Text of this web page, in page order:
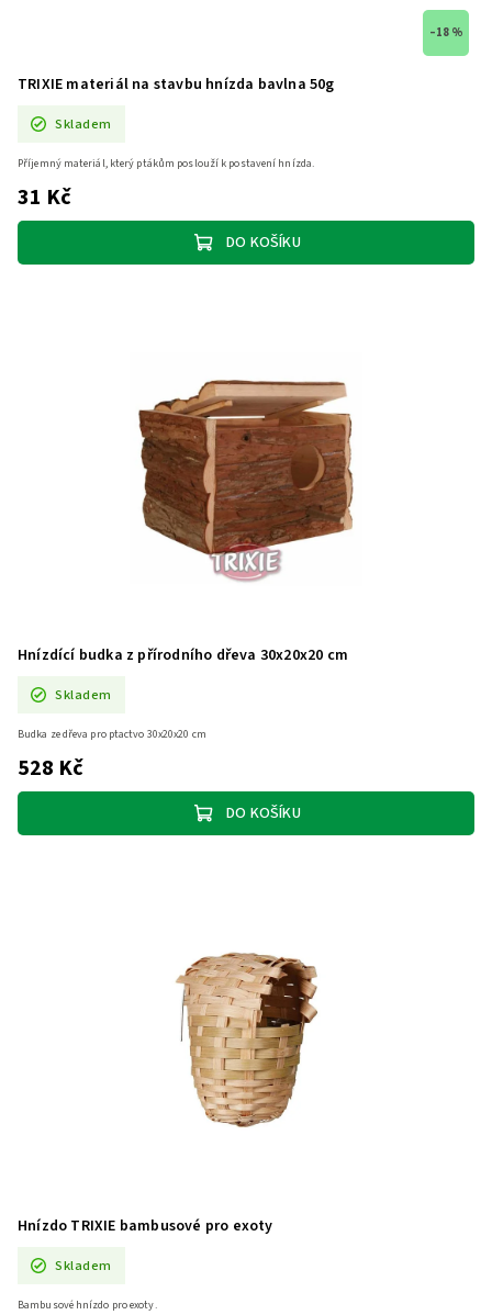
–18 %
TRIXIE materiál na stavbu hnízda bavlna 50g
Skladem
31 Kč
DO KOŠÍKU
Příjemný materiál, který ptákům poslouží k postavení hnízda.
Hnízdící budka z přírodního dřeva 30x20x20 cm
Skladem
528 Kč
DO KOŠÍKU
Budka ze dřeva pro ptactvo 30x20x20 cm
Hnízdo TRIXIE bambusové pro exoty
Skladem
Bambusové hnízdo pro exoty.